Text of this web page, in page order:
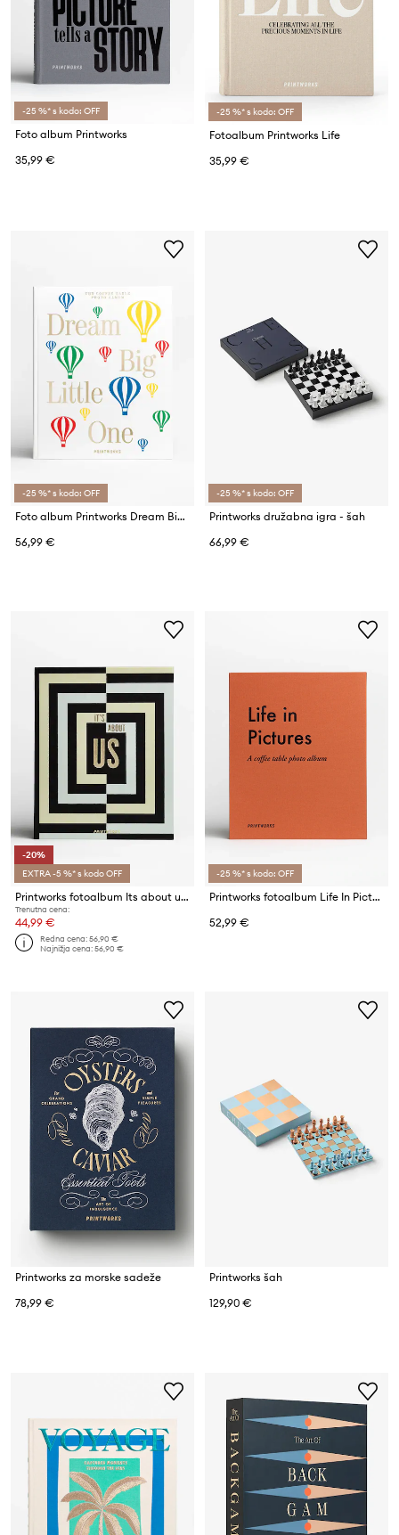
-25 %* s kodo: OFF
Foto album Printworks
35,99 €
-25 %* s kodo: OFF
Fotoalbum Printworks Life
35,99 €
-25 %* s kodo: OFF
Foto album Printworks Dream Big Little One
56,99 €
-25 %* s kodo: OFF
Printworks družabna igra - šah
66,99 €
-20%
EXTRA -5 %* s kodo OFF
Printworks fotoalbum Its about us
Trenutna cena:
44,99 €
Redna cena:56,90 €
Najnižja cena:56,90 €
-25 %* s kodo: OFF
Printworks fotoalbum Life In Pictures
52,99 €
Printworks za morske sadeže
78,99 €
Printworks šah
129,90 €